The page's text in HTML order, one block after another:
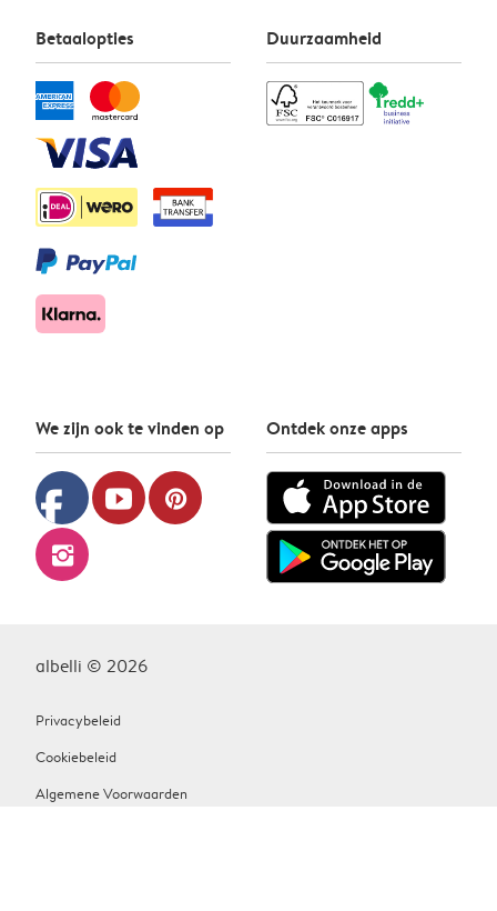
Betaalopties Duurzaamheid
We zijn ook te vinden op
facebook youtube pinterest
instagram
Ontdek onze apps
albelli © 2026
Privacybeleid
Cookiebeleid
Algemene Voorwaarden